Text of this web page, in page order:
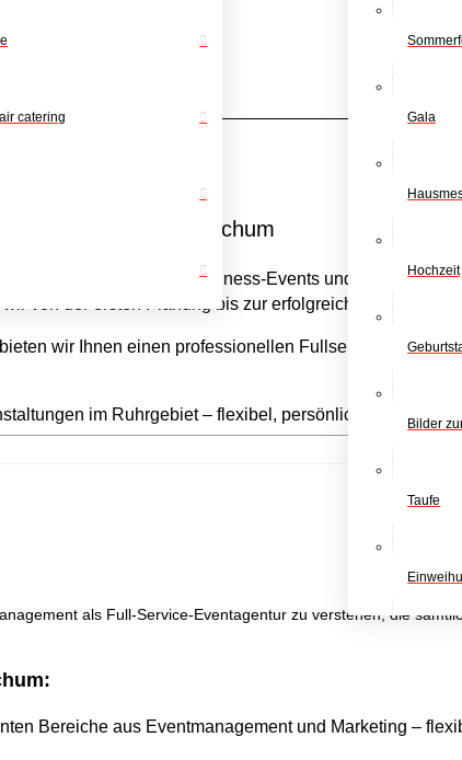
catering Gala
Hochzeit
Bilder
Taufe
EVENTplanung in Bochum
wir Firmenfeiern, Business-Events und private
von der ersten Planung bis zur erfolgreichen
wir Ihnen einen professionellen Fullservice:
im Ruhrgebiet – flexibel, persönlich und mit
als Full-Service-Eventagentur zu verstehen, die
Bereiche aus Eventmanagement und Marketing –